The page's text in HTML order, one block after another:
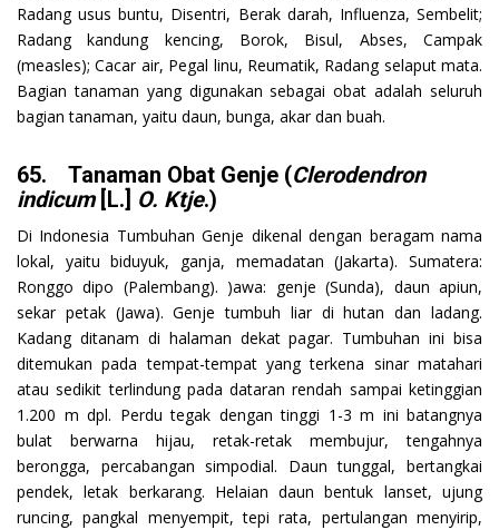
Radang usus buntu, Disentri, Berak darah, Influenza, Sembelit;
Radang kandung kencing, Borok, Bisul, Abses, Campak
(measles); Cacar air, Pegal linu, Reumatik, Radang selaput mata.
Bagian tanaman yang digunakan sebagai obat adalah seluruh
bagian tanaman, yaitu daun, bunga, akar dan buah.
65. Tanaman Obat Genje (Clerodendron
indicum[L.] O. Ktje.)
Di Indonesia Tumbuhan Genje dikenal dengan beragam nama
lokal, yaitu biduyuk, ganja, memadatan (Jakarta). Sumatera:
Ronggo dipo (Palembang). )awa: genje (Sunda), daun apiun,
sekar petak (Jawa). Genje tumbuh liar di hutan dan ladang.
Kadang ditanam di halaman dekat pagar. Tumbuhan ini bisa
ditemukan pada tempat-tempat yang terkena sinar matahari
atau sedikit terlindung pada dataran rendah sampai ketinggian
1.200 m dpl. Perdu tegak dengan tinggi 1-3 m ini batangnya
bulat berwarna hijau, retak-retak membujur, tengahnya
berongga, percabangan simpodial. Daun tunggal, bertangkai
pendek, letak berkarang. Helaian daun bentuk lanset, ujung
runcing, pangkal menyempit, tepi rata, pertulangan menyirip,